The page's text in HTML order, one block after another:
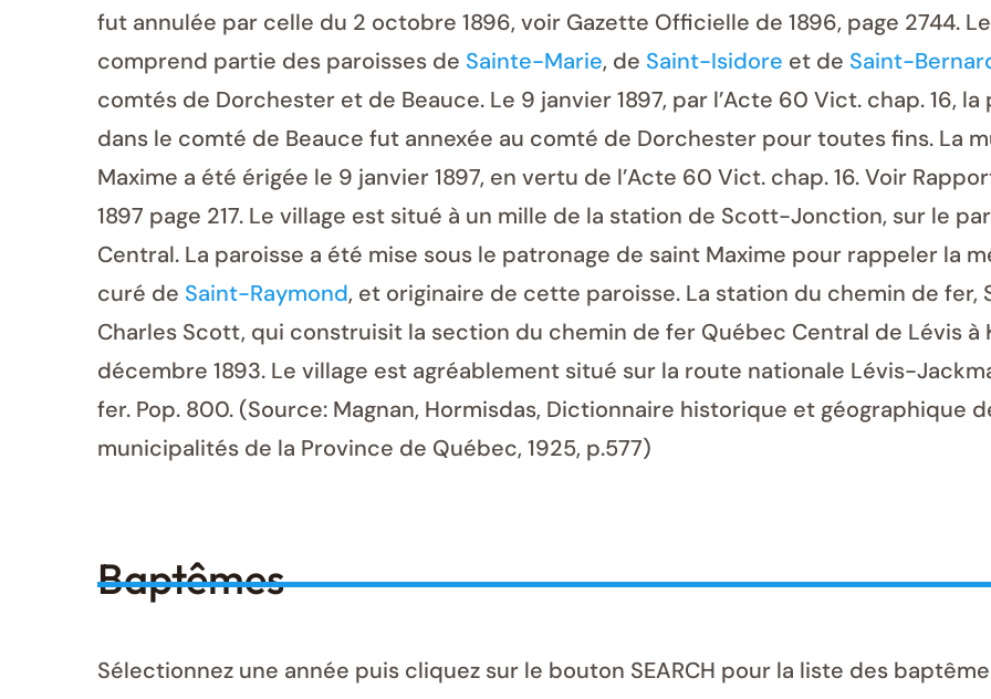
fut annulée par celle du 2 octobre 1896, voir Gazette Officielle de 1896, page 2744.
comprend partie des paroisses de Sainte-Marie, de Saint-Isidore et de Saint-
comtés de Dorchester et de Beauce. Le 9 janvier 1897, par l’Acte 60 Vict. chap. 16,
dans le comté de Beauce fut annexée au comté de Dorchester pour toutes fins. La
Maxime a été érigée le 9 janvier 1897, en vertu de l’Acte 60 Vict. chap. 16. Voir
1897 page 217. Le village est situé à un mille de la station de Scott-Jonction, sur le
Central. La paroisse a été mise sous le patronage de saint Maxime pour rappeler la
curé de Saint-Raymond, et originaire de cette paroisse. La station du chemin de
Charles Scott, qui construisit la section du chemin de fer Québec Central de Lévis à
décembre 1893. Le village est agréablement situé sur la route nationale Lévis-
fer. Pop. 800. (Source: Magnan, Hormisdas, Dictionnaire historique et géographique
municipalités de la Province de Québec, 1925, p.577)
Baptêmes
Sélectionnez une année puis cliquez sur le bouton SEARCH pour la liste des